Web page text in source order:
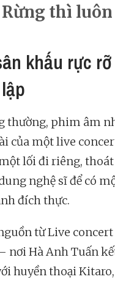
Rừng thì luôn
khấu rực
thường, phim âm
của một live
lối đi riêng,
nghệ sĩ để có
đích thực.
từ Live
nơi Hà Anh Tuấn
huyền thoại